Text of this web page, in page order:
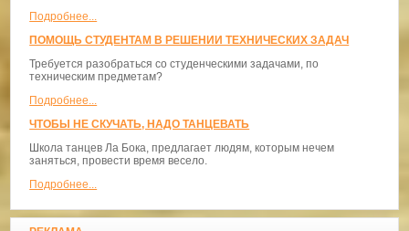
Подробнее...
ПОМОЩЬ СТУДЕНТАМ В РЕШЕНИИ ТЕХНИЧЕСКИХ ЗАДАЧ
Требуется разобраться со студенческими задачами, по
техническим предметам?
Подробнее...
ЧТОБЫ НЕ СКУЧАТЬ, НАДО ТАНЦЕВАТЬ
​Школа танцев Ла Бока, предлагает людям, которым нечем
заняться, провести время весело.
Подробнее...